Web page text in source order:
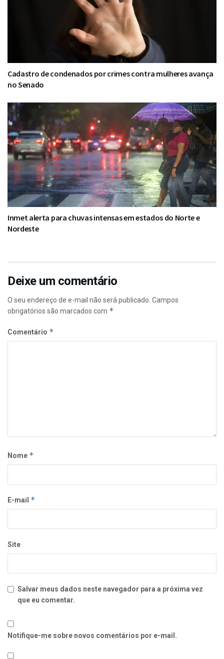
Cadastro de condenados por crimes contra mulheres avança
no Senado
Inmet alerta para chuvas intensas em estados do Norte e
Nordeste
Deixe um comentário
O seu endereço de e-mail não será publicado. Campos
obrigatórios são marcados com *
Comentário *
Nome *
E-mail *
Site
Salvar meus dados neste navegador para a próxima vez
que eu comentar.
Notifique-me sobre novos comentários por e-mail.